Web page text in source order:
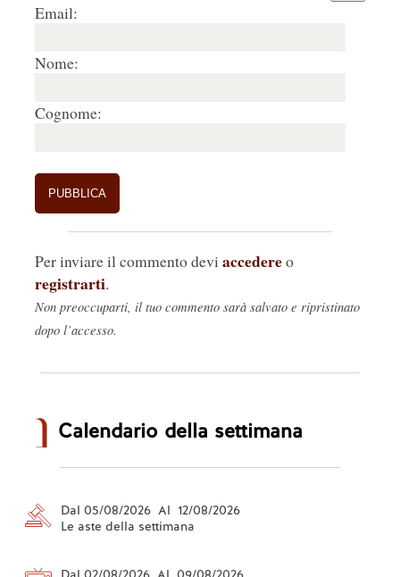
Email:
Nome:
Cognome:
Per inviare il commento devi accedereo
registrarti.
Non preoccuparti, il tuo commento sarà salvato e ripristinato
dopo l’accesso.
Calendario della settimana
Dal 05/08/2026 Al 12/08/2026
Le aste della settimana